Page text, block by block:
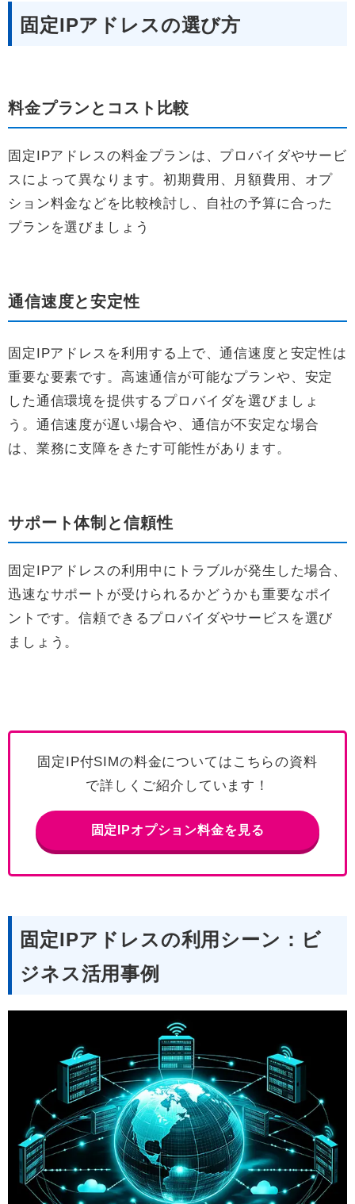
固定IPアドレスの選び方
料金プランとコスト比較
固定IPアドレスの料金プランは、プロバイダやサービ
スによって異なります。初期費用、月額費用、オプ
ション料金などを比較検討し、自社の予算に合った
プランを選びましょう
通信速度と安定性
固定IPアドレスを利用する上で、通信速度と安定性は
重要な要素です。高速通信が可能なプランや、安定
した通信環境を提供するプロバイダを選びましょ
う。通信速度が遅い場合や、通信が不安定な場合
は、業務に支障をきたす可能性があります。
サポート体制と信頼性
固定IPアドレスの利用中にトラブルが発生した場合、
迅速なサポートが受けられるかどうかも重要なポイ
ントです。信頼できるプロバイダやサービスを選び
ましょう。
固定IP付SIMの料金についてはこちらの資料
で詳しくご紹介しています！
固定IPオプション料金を見る
固定IPアドレスの利用シーン：ビ
ジネス活用事例